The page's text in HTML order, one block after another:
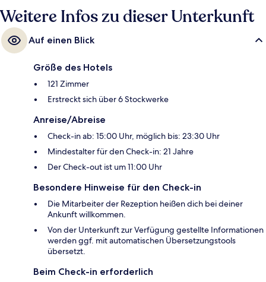
zur Station Warehouse - Hennepin 9 Minuten.
Weitere Infos zu dieser Unterkunft
Auf einen Blick
Größe des Hotels
121 Zimmer
Erstreckt sich über 6 Stockwerke
Anreise/Abreise
Check-in ab: 15:00 Uhr, möglich bis: 23:30 Uhr
Mindestalter für den Check-in: 21 Jahre
Der Check-out ist um 11:00 Uhr
Besondere Hinweise für den Check-in
Die Mitarbeiter der Rezeption heißen dich bei deiner
Ankunft willkommen.
Von der Unterkunft zur Verfügung gestellte Informationen
werden ggf. mit automatischen Übersetzungstools
übersetzt.
Beim Check-in erforderlich